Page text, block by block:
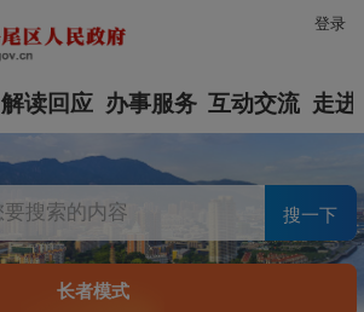
登录
解读回应 办事服务 互动交流 走进
搜一下
长者模式